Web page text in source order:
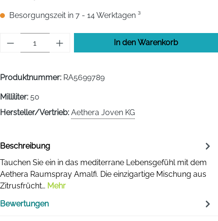
Besorgungszeit in 7 - 14 Werktagen ³
Produkt Anzahl: Gib den gewünschten
In den Warenkorb
Produktnummer: RA5699789
Milliliter: 50
Hersteller/Vertrieb: Aethera Joven KG
Beschreibung
Tauchen Sie ein in das mediterrane Lebensgefühl mit dem
Aethera Raumspray Amalfi. Die einzigartige Mischung aus
Zitrusfrücht… Mehr
Bewertungen